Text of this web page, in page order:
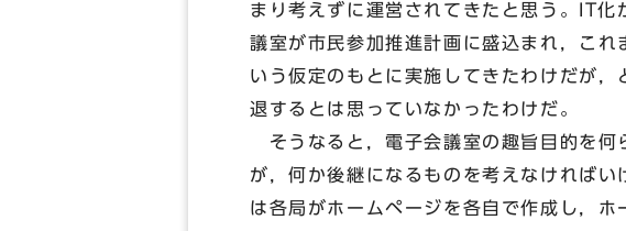
まり考えずに運営されてきたと思う。IT
議室が市民参加推進計画に盛込まれ，こ
いう仮定のもとに実施してきたわけだが
退するとは思っていなかったわけだ。
そうなると，電子会議室の趣旨目的を何
が，何か後継になるものを考えなければ
は各局がホームページを各自で作成し，